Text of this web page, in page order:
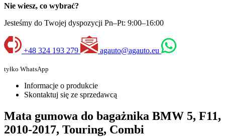
Nie wiesz, co wybrać?
Jesteśmy do Twojej dyspozycji Pn–Pt: 9:00–16:00
+48 324 193 279 agauto@agauto.eu
tyłko WhatsApp
Informacje o produkcie
Skontaktuj się ze sprzedawcą
Mata gumowa do bagażnika BMW 5, F11,
2010-2017, Touring, Combi